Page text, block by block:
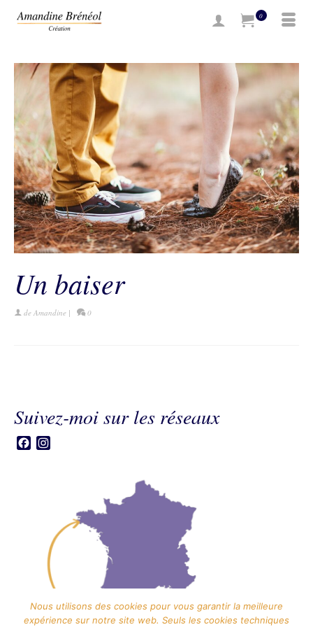
0
Un baiser
de Amandine | 0
Suivez-moi sur les réseaux
Facebook
Nous utilisons des cookies pour vous garantir la meilleure
expérience sur notre site web. Seuls les cookies techniques